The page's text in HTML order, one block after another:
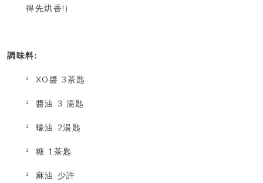
得先烘香!)
調味料:
² XO醬 3 茶匙
² 醬油 3 湯匙
² 蠔油 2湯匙
² 糖 1 茶匙
² 麻油 少許